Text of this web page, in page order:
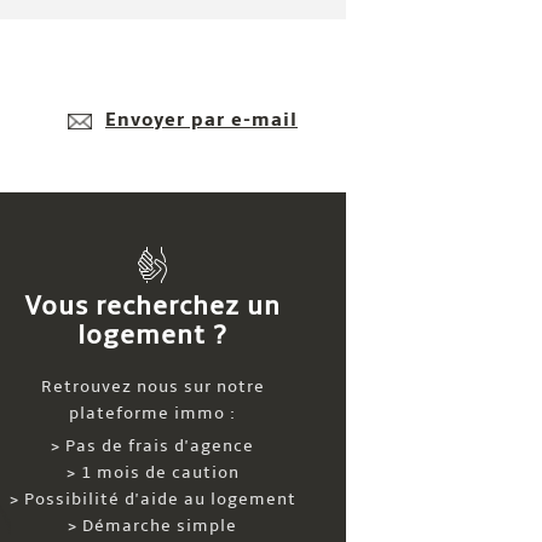
Envoyer par e-mail
Vous recherchez un
logement ?
Retrouvez nous sur notre
plateforme immo :
> Pas de frais d'agence
> 1 mois de caution
> Possibilité d'aide au logement
> Démarche simple